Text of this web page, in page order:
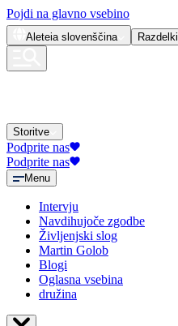
Pojdi na glavno vsebino
Aleteia slovenščina Razdelki
Storitve
Podprite nas
Podprite nas
Menu
Intervju
Navdihujoče zgodbe
Življenjski slog
Martin Golob
Blogi
Oglasna vsebina
družina